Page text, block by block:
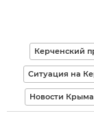
Керченский
Ситуация на
Новости Крыма